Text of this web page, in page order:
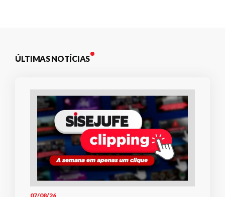
ÚLTIMAS NOTÍCIAS
07/08/26